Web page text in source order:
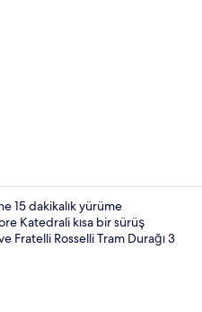
15 dakikalık yürüme
Katedrali kısa bir sürüş
Fratelli Rosselli Tram Durağı 3